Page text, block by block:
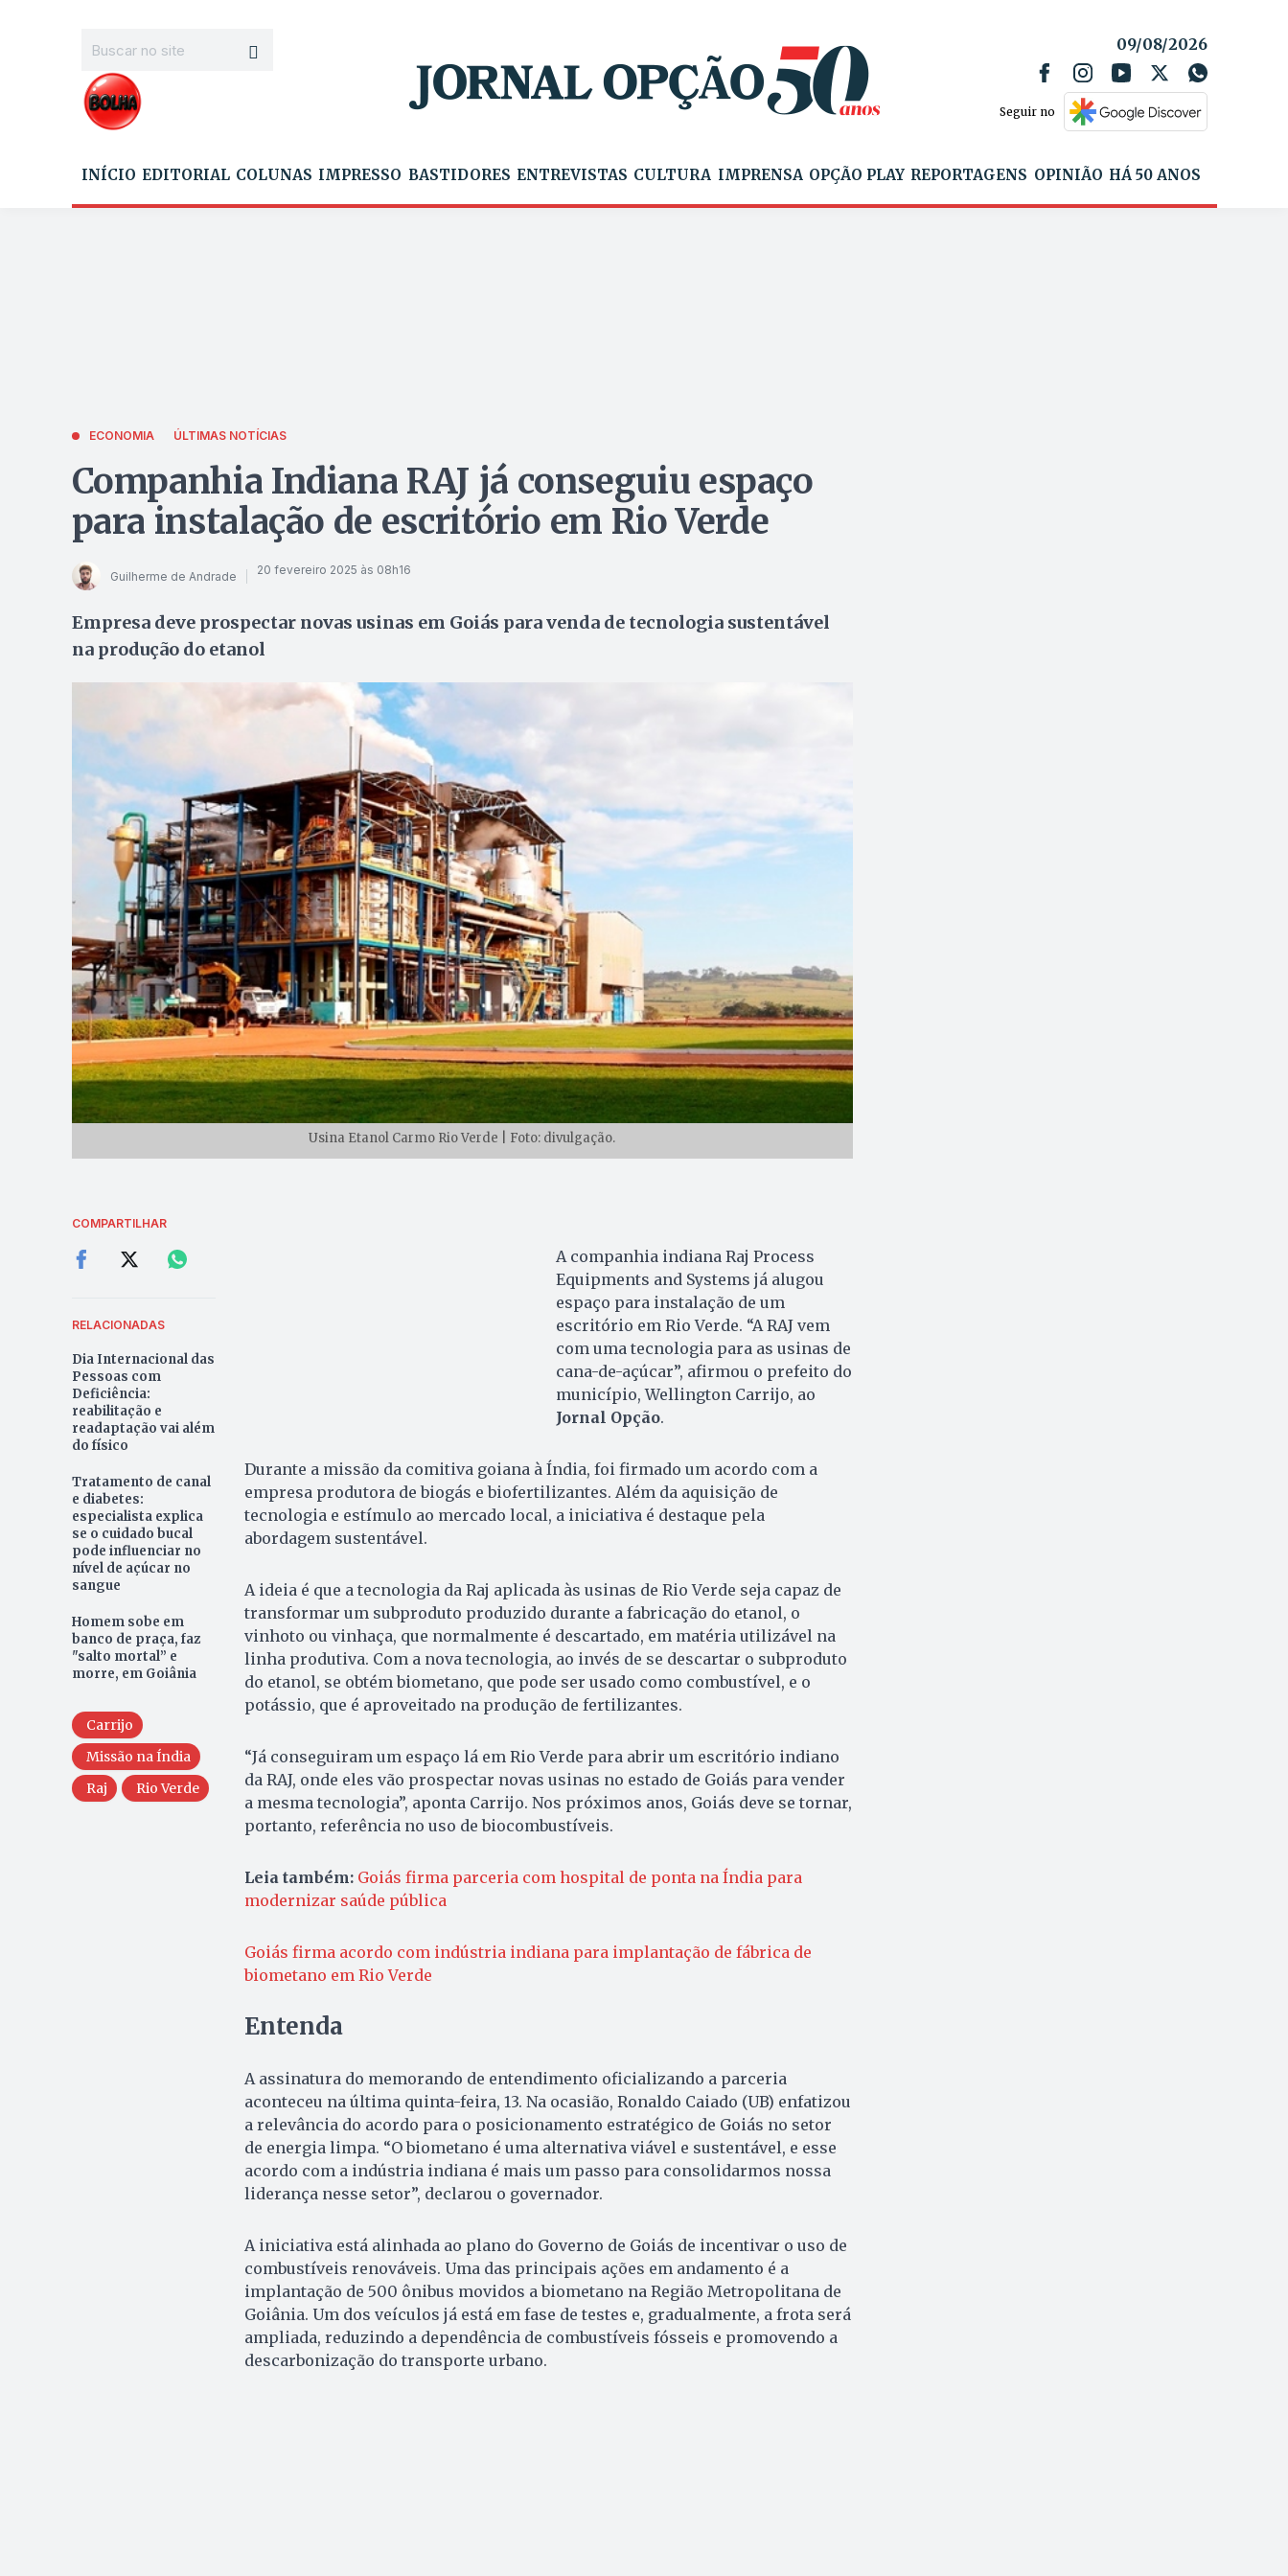
09/08/2026
Seguir no
INÍCIO EDITORIAL COLUNAS IMPRESSO BASTIDORES ENTREVISTAS CULTURA IMPRENSA OPÇÃO PLAY REPORTAGENS OPINIÃO HÁ 50 ANOS
ECONOMIA ÚLTIMAS NOTÍCIAS
Companhia Indiana RAJ já conseguiu espaço
para instalação de escritório em Rio Verde
Guilherme de Andrade 20 fevereiro 2025 às 08h16
Empresa deve prospectar novas usinas em Goiás para venda de tecnologia sustentável
na produção do etanol
Usina Etanol Carmo Rio Verde | Foto: divulgação.
COMPARTILHAR
RELACIONADAS
Dia Internacional das
Pessoas com
Deficiência:
reabilitação e
readaptação vai além
do físico
Tratamento de canal
e diabetes:
especialista explica
se o cuidado bucal
pode influenciar no
nível de açúcar no
sangue
Homem sobe em
banco de praça, faz
"salto mortal” e
morre, em Goiânia
Carrijo
Missão na Índia
Raj
Rio Verde
A companhia indiana Raj Process
Equipments and Systems já alugou
espaço para instalação de um
escritório em Rio Verde. “A RAJ vem
com uma tecnologia para as usinas de
cana-de-açúcar”, afirmou o prefeito do
município, Wellington Carrijo, ao
Jornal Opção.
Durante a missão da comitiva goiana à Índia, foi firmado um acordo com a
empresa produtora de biogás e biofertilizantes. Além da aquisição de
tecnologia e estímulo ao mercado local, a iniciativa é destaque pela
abordagem sustentável.
A ideia é que a tecnologia da Raj aplicada às usinas de Rio Verde seja capaz de
transformar um subproduto produzido durante a fabricação do etanol, o
vinhoto ou vinhaça, que normalmente é descartado, em matéria utilizável na
linha produtiva. Com a nova tecnologia, ao invés de se descartar o subproduto
do etanol, se obtém biometano, que pode ser usado como combustível, e o
potássio, que é aproveitado na produção de fertilizantes.
“Já conseguiram um espaço lá em Rio Verde para abrir um escritório indiano
da RAJ, onde eles vão prospectar novas usinas no estado de Goiás para vender
a mesma tecnologia”, aponta Carrijo. Nos próximos anos, Goiás deve se tornar,
portanto, referência no uso de biocombustíveis.
Leia também: Goiás firma parceria com hospital de ponta na Índia para
modernizar saúde pública
Goiás firma acordo com indústria indiana para implantação de fábrica de
biometano em Rio Verde
Entenda
A assinatura do memorando de entendimento oficializando a parceria
aconteceu na última quinta-feira, 13. Na ocasião, Ronaldo Caiado (UB) enfatizou
a relevância do acordo para o posicionamento estratégico de Goiás no setor
de energia limpa. “O biometano é uma alternativa viável e sustentável, e esse
acordo com a indústria indiana é mais um passo para consolidarmos nossa
liderança nesse setor”, declarou o governador.
A iniciativa está alinhada ao plano do Governo de Goiás de incentivar o uso de
combustíveis renováveis. Uma das principais ações em andamento é a
implantação de 500 ônibus movidos a biometano na Região Metropolitana de
Goiânia. Um dos veículos já está em fase de testes e, gradualmente, a frota será
ampliada, reduzindo a dependência de combustíveis fósseis e promovendo a
descarbonização do transporte urbano.